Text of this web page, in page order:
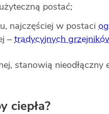
postać;
najczęściej w postaci
– tradycyjnych
stanowią nieodłączny
ciepła?